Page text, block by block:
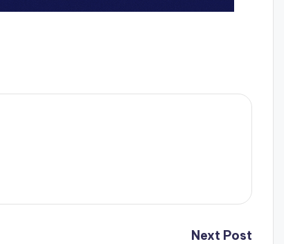
Next Post